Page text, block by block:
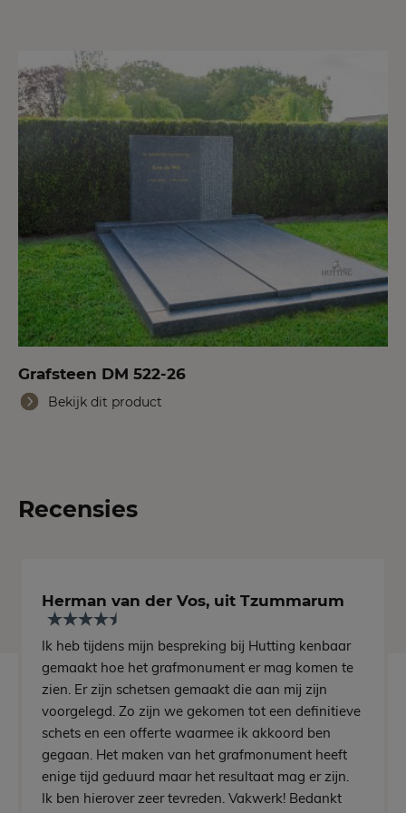
Grafsteen DM 522-26
Bekijk dit product
Recensies
Herman van der Vos, uit Tzummarum
Ik heb tijdens mijn bespreking bij Hutting kenbaar
gemaakt hoe het grafmonument er mag komen te
zien. Er zijn schetsen gemaakt die aan mij zijn
voorgelegd. Zo zijn we gekomen tot een definitieve
schets en een offerte waarmee ik akkoord ben
gegaan. Het maken van het grafmonument heeft
enige tijd geduurd maar het resultaat mag er zijn.
Ik ben hierover zeer tevreden. Vakwerk! Bedankt